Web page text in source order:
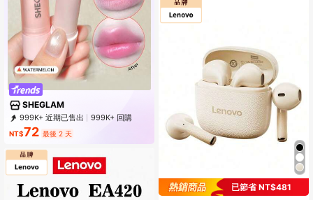
SHEGLAM
999K+ 近期已售出
999K+ 回購
4.7M 訂閱
NT$72 最後 2 天
已節省 NT$481